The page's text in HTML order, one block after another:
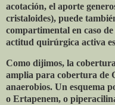
acotación, el aporte
cristaloides), puede
compartimental en caso
actitud quirúrgica activa
Como dijimos, la
amplia para cobertura de
anaerobios. Un esquema
o Ertapenem, o